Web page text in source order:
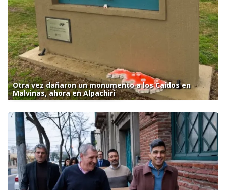
Otra vez dañaron un monumento a los Caídos en
Malvinas, ahora en Alpachiri